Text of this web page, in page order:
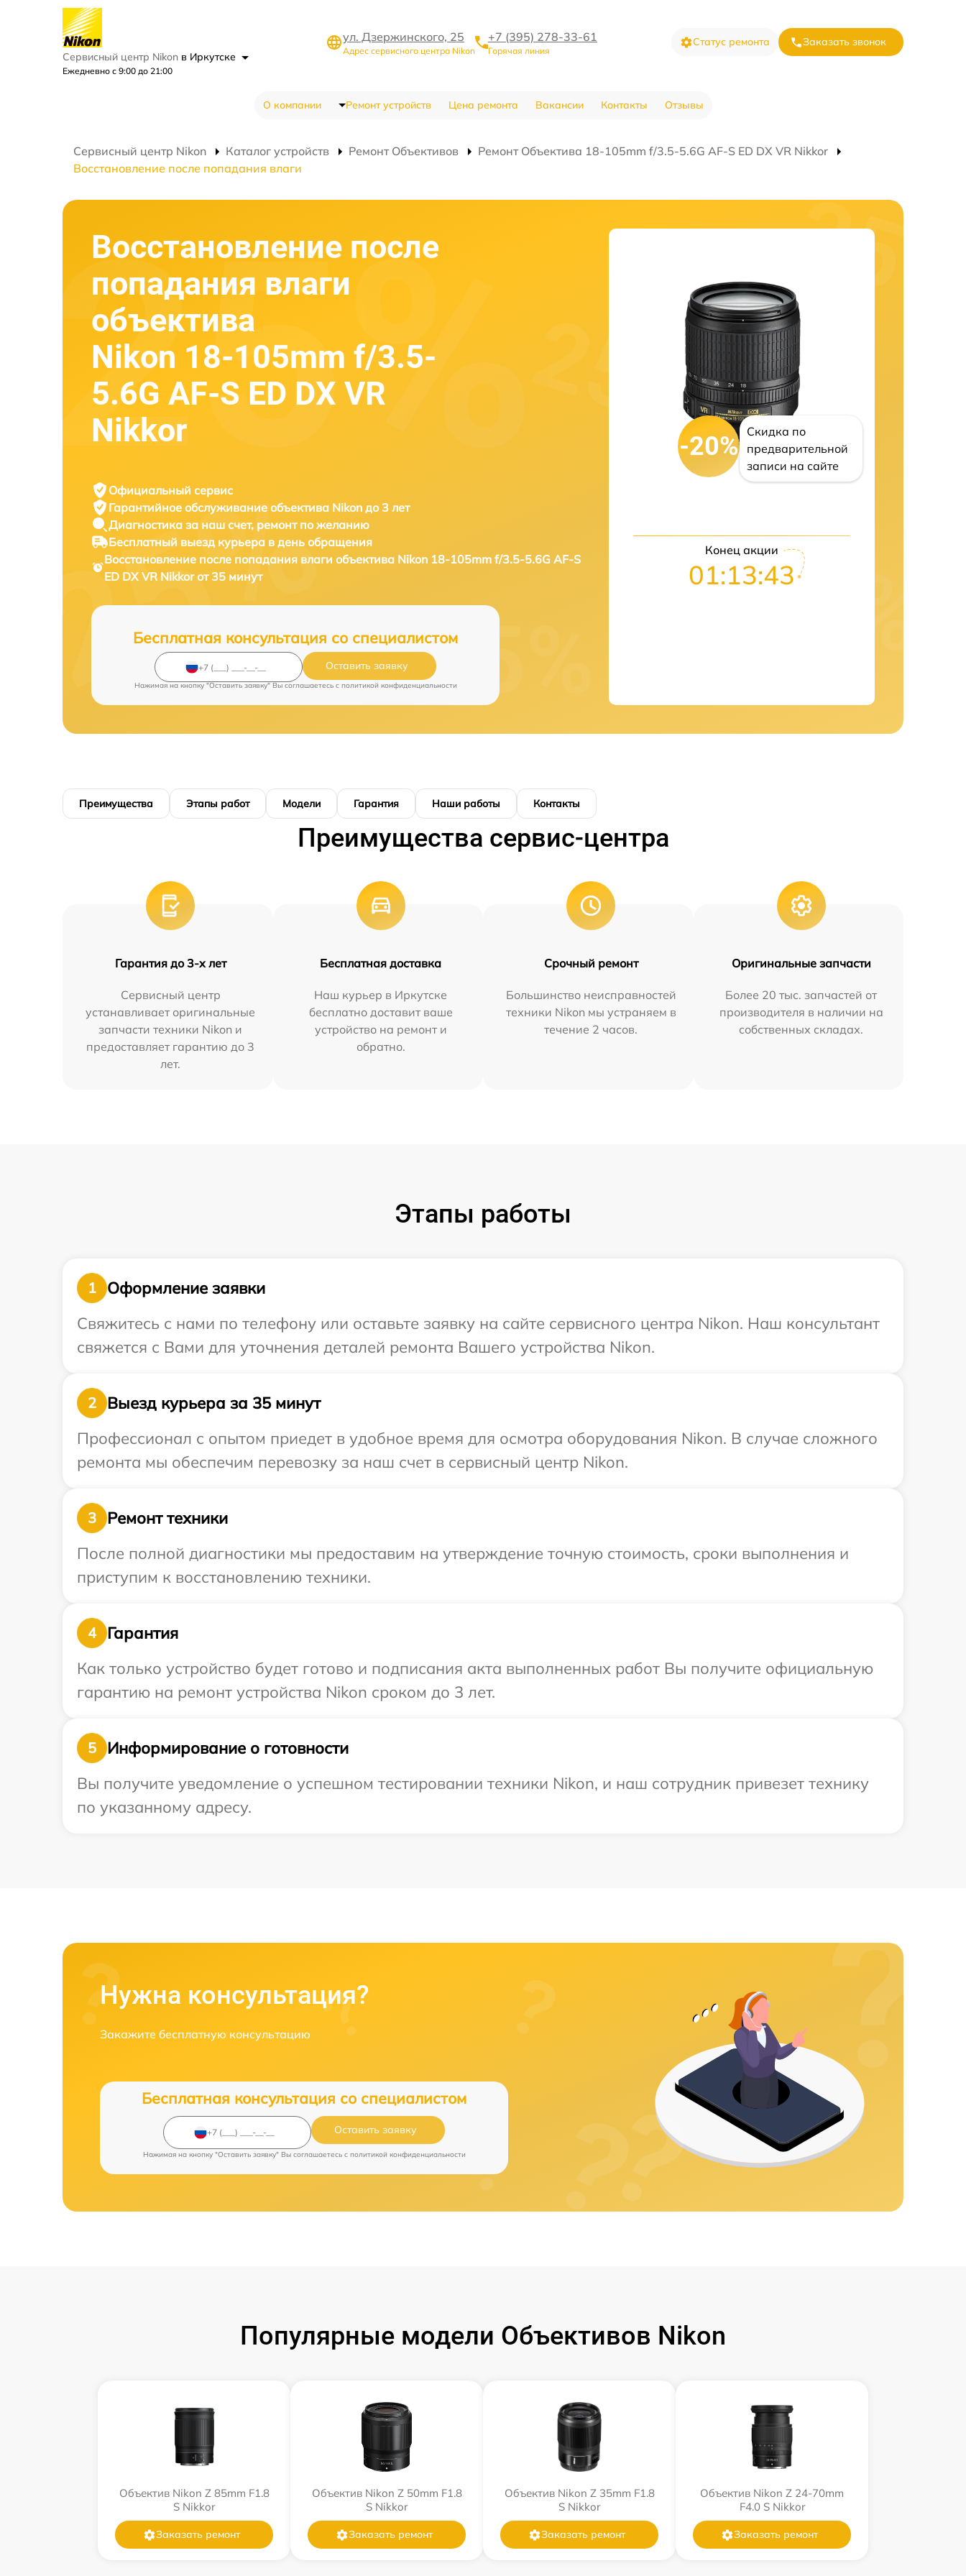
Сервисный центр Nikon в Иркутске
Ежедневно с 9:00 до 21:00
ул. Дзержинского, 25
Адрес сервисного центра Nikon
+7 (395) 278-33-61
Горячая линия
Статус ремонта Заказать звонок
О компании Ремонт устройств Цена ремонта Вакансии Контакты Отзывы
Сервисный центр Nikon Каталог устройств Ремонт Объективов
Ремонт Объектива 18-105mm f/3.5-5.6G AF-S ED DX VR Nikkor
Восстановление после попадания влаги
Восстановление после
попадания влаги
объектива
Nikon 18-105mm f/3.5-
5.6G AF-S ED DX VR
Nikkor
Официальный сервис
Гарантийное обслуживание объектива Nikon до 3 лет
Диагностика за наш счет, ремонт по желанию
Бесплатный выезд курьера в день обращения
Восстановление после попадания влаги объектива Nikon 18-105mm f/3.5-5.6G AF-S
ED DX VR Nikkor от 35 минут
Бесплатная консультация со специалистом
Оставить заявку
Нажимая на кнопку "Оставить заявку" Вы соглашаетесь c политикой конфиденциальности
-20%
Скидка по
предварительной
записи на сайте
Конец акции
01:13:42
Преимущества Этапы работ Модели Гарантия Наши работы Контакты
Преимущества сервис-центра
Гарантия до 3-х лет
Сервисный центр
устанавливает оригинальные
запчасти техники Nikon и
предоставляет гарантию до 3
лет.
Бесплатная доставка
Наш курьер в Иркутске
бесплатно доставит ваше
устройство на ремонт и
обратно.
Срочный ремонт
Большинство неисправностей
техники Nikon мы устраняем в
течение 2 часов.
Оригинальные запчасти
Более 20 тыс. запчастей от
производителя в наличии на
собственных складах.
Этапы работы
1
Оформление заявки
Свяжитесь с нами по телефону или оставьте заявку на сайте сервисного центра Nikon. Наш консультант
свяжется с Вами для уточнения деталей ремонта Вашего устройства Nikon.
2
Выезд курьера за 35 минут
Профессионал с опытом приедет в удобное время для осмотра оборудования Nikon. В случае сложного
ремонта мы обеспечим перевозку за наш счет в сервисный центр Nikon.
3
Ремонт техники
После полной диагностики мы предоставим на утверждение точную стоимость, сроки выполнения и
приступим к восстановлению техники.
4
Гарантия
Как только устройство будет готово и подписания акта выполненных работ Вы получите официальную
гарантию на ремонт устройства Nikon сроком до 3 лет.
5
Информирование о готовности
Вы получите уведомление о успешном тестировании техники Nikon, и наш сотрудник привезет технику
по указанному адресу.
Нужна консультация?
Закажите бесплатную консультацию
Бесплатная консультация со специалистом
Оставить заявку
Нажимая на кнопку "Оставить заявку" Вы соглашаетесь c политикой конфиденциальности
Популярные модели Объективов Nikon
Объектив Nikon Z 85mm F1.8
S Nikkor
Заказать ремонт
Объектив Nikon Z 50mm F1.8
S Nikkor
Заказать ремонт
Объектив Nikon Z 35mm F1.8
S Nikkor
Заказать ремонт
Объектив Nikon Z 24-70mm
F4.0 S Nikkor
Заказать ремонт